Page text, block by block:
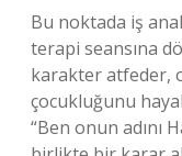
Bu noktada iş
terapi seansına
karakter atfeder,
çocukluğunu
“Ben onun adını